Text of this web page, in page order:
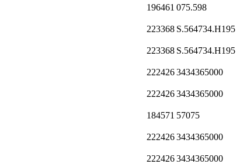
196461 075.598
223368 S.564734.H195
223368 S.564734.H195
2224263434365000
2224263434365000
184571 57075
2224263434365000
2224263434365000